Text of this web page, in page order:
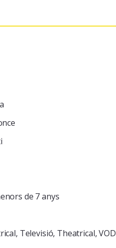
de 7 anys
Televisió Theatrical VOD